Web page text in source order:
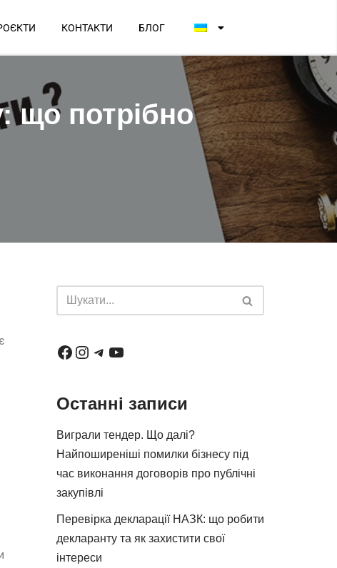
КОНТАКТИ БЛОГ
що потрібно
Останні записи
Виграли тендер. Що далі?
Найпоширеніші помилки бізнесу під
час виконання договорів про публічні
закупівлі
Перевірка декларації НАЗК: що робити
декларанту та як захистити свої
інтереси